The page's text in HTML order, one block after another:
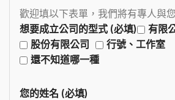
歡迎填以下表單，我們將有專人與
想要成立公司的型式 (必填)
有限
股份有限公司
行號、工作室
還不知道哪一種
您的姓名 (必填)